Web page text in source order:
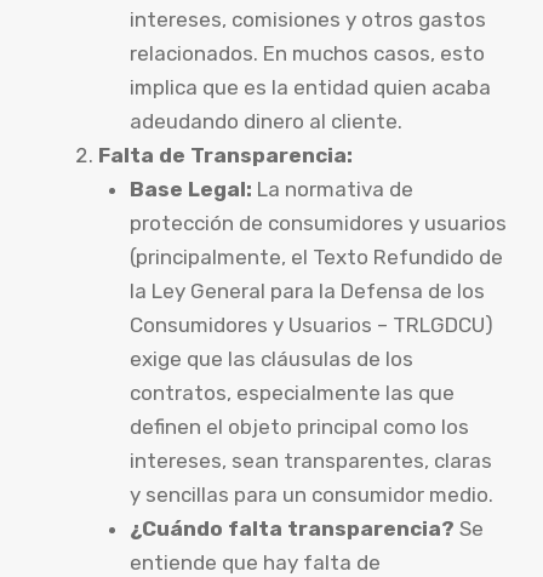
intereses, comisiones y otros gastos
relacionados. En muchos casos, esto
implica que es la entidad quien acaba
adeudando dinero al cliente.
Falta de Transparencia:
Base Legal: La normativa de
protección de consumidores y usuarios
(principalmente, el Texto Refundido de
la Ley General para la Defensa de los
Consumidores y Usuarios – TRLGDCU)
exige que las cláusulas de los
contratos, especialmente las que
definen el objeto principal como los
intereses, sean transparentes, claras
y sencillas para un consumidor medio.
¿Cuándo falta transparencia? Se
entiende que hay falta de